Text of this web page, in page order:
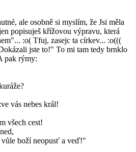
ale osobně si myslím, že Jsi měla
popisuješ křížovou výpravu, která
:o( Tfuj, zasejc ta církev... :o(((
jste to!" To mi tam tedy brnklo
pak rýmy:
vás nebes král!
všech cest!
vůle boží neopusť a veď!"